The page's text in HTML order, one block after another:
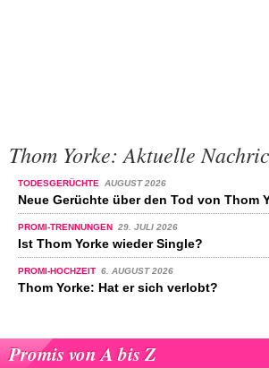
Thom Yorke: Aktuelle
TODESGERÜCHTE AUGUST 2026
Neue Gerüchte über den Tod von Thom
PROMI-TRENNUNGEN 29. JULI 2026
Ist Thom Yorke wieder Single?
PROMI-HOCHZEIT 6. AUGUST 2026
Thom Yorke: Hat er sich verlobt?
Promis von A bis Z